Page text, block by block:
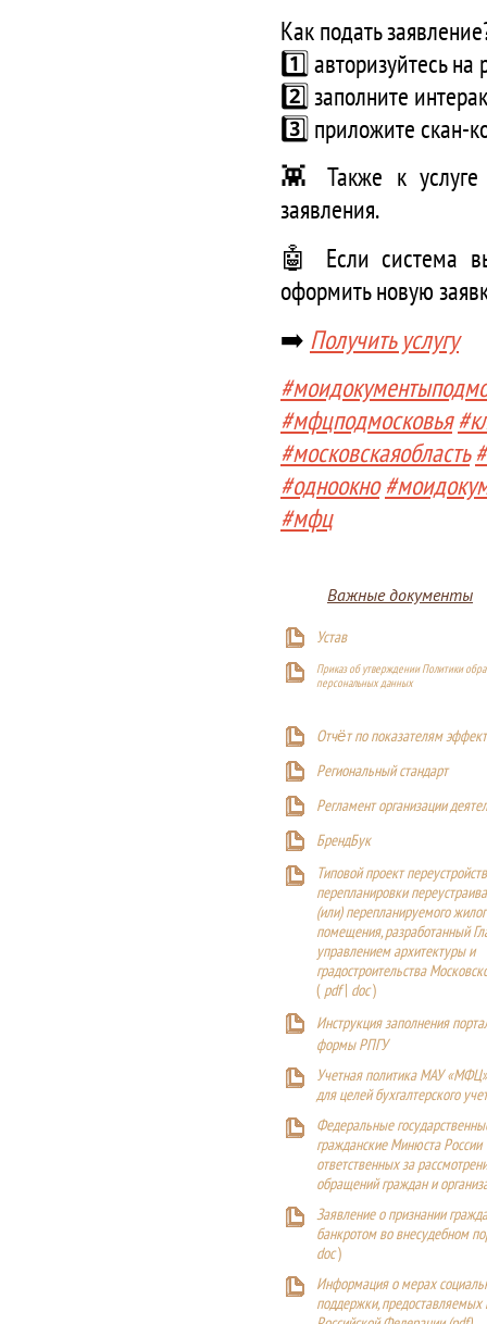
Как подать
1️⃣ авторизуйтесь на
2️⃣ заполните
3️⃣ приложите скан-
👾 Также к услуге
заявления.
🤖 Если система
оформить новую
➡️ Получить услугу
#мфцподмосковья
#московскаяобласть
#одноокно
#мфц
Важные документы
Устав
Приказ об утверждении Политики
персональных данных
Отчёт по показателям
Региональный стандарт
Регламент организации
БрендБук
Типовой проект
перепланировки
(или) перепланируемого
помещения, разработанный
управлением архитектуры и
градостроительства
(pdf| doc)
Инструкция заполнения
формы РПГУ
Учетная политика МАУ
для целей бухгалтерского
Федеральные
гражданские Минюста России
ответственных за
обращений граждан и
Заявление о признании
банкротом во внесудебном
doc)
Информация о мерах
поддержки,